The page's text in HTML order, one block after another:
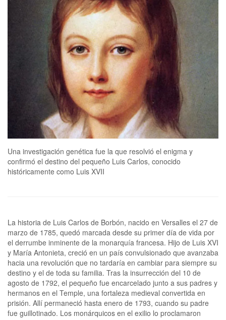
Una investigación genética fue la que resolvió el enigma y
confirmó el destino del pequeño Luis Carlos, conocido
históricamente como Luis XVII
La historia de Luis Carlos de Borbón, nacido en Versalles el 27 de
marzo de 1785, quedó marcada desde su primer día de vida por
el derrumbe inminente de la monarquía francesa. Hijo de Luis XVI
y María Antonieta, creció en un país convulsionado que avanzaba
hacia una revolución que no tardaría en cambiar para siempre su
destino y el de toda su familia. Tras la insurrección del 10 de
agosto de 1792, el pequeño fue encarcelado junto a sus padres y
hermanos en el Temple, una fortaleza medieval convertida en
prisión. Allí permaneció hasta enero de 1793, cuando su padre
fue guillotinado. Los monárquicos en el exilio lo proclamaron